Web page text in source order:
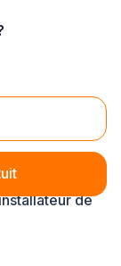
de